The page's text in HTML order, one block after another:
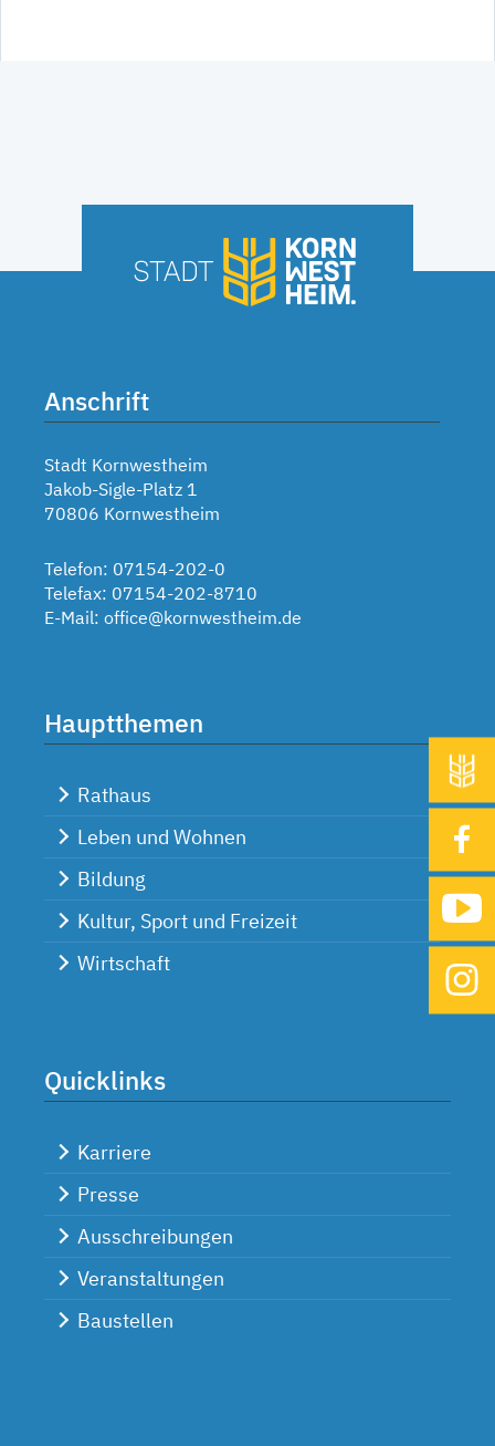
Anschrift
Stadt Kornwestheim
Jakob-Sigle-Platz 1
70806 Kornwestheim
Telefon: 07154-202-0
Telefax: 07154-202-8710
E-Mail: office@kornwestheim.de
Hauptthemen
Rathaus
Leben und Wohnen
Bildung
Kultur, Sport und Freizeit
Wirtschaft
Quicklinks
Karriere
Presse
Ausschreibungen
Veranstaltungen
Baustellen